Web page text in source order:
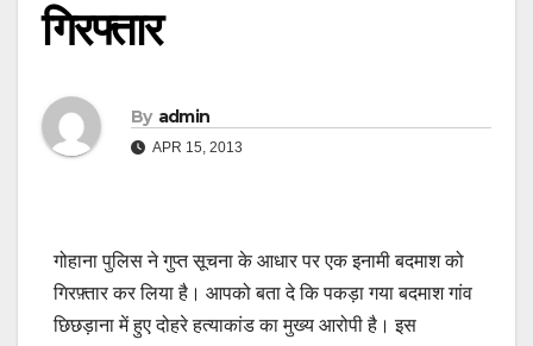
गिरफ्तार
By admin
APR 15, 2013
गोहाना पुलिस ने गुप्त सूचना के आधार पर एक इनामी बदमाश को
गिरफ़्तार कर लिया है। आपको बता दे कि पकड़ा गया बदमाश गांव
छिछड़ाना में हुए दोहरे हत्याकांड का मुख्य आरोपी है। इस